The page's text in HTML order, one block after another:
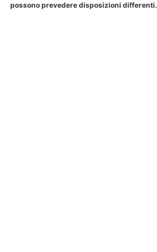
possono prevedere disposizioni differenti.